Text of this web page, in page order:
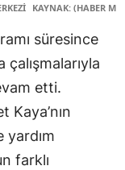
KAYNAK: (HABER
süresince
etti.
Kaya’nın
farklı